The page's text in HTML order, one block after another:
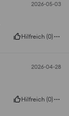
2026-05-03
Hilfreich (0)
2026-04-28
Hilfreich (0)